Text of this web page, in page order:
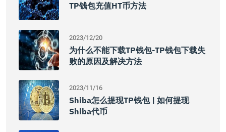
TP钱包充值HT币方法
2023/12/20
为什么不能下载TP钱包-TP钱包下载失
败的原因及解决方法
2023/11/16
Shiba怎么提现TP钱包 | 如何提现
Shiba代币